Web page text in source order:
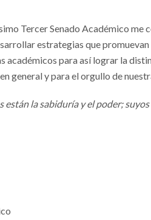
Tercer Senado Académico me
estrategias que
para así lograr la
general y para el orgullo de
están la sabiduría y el poder;